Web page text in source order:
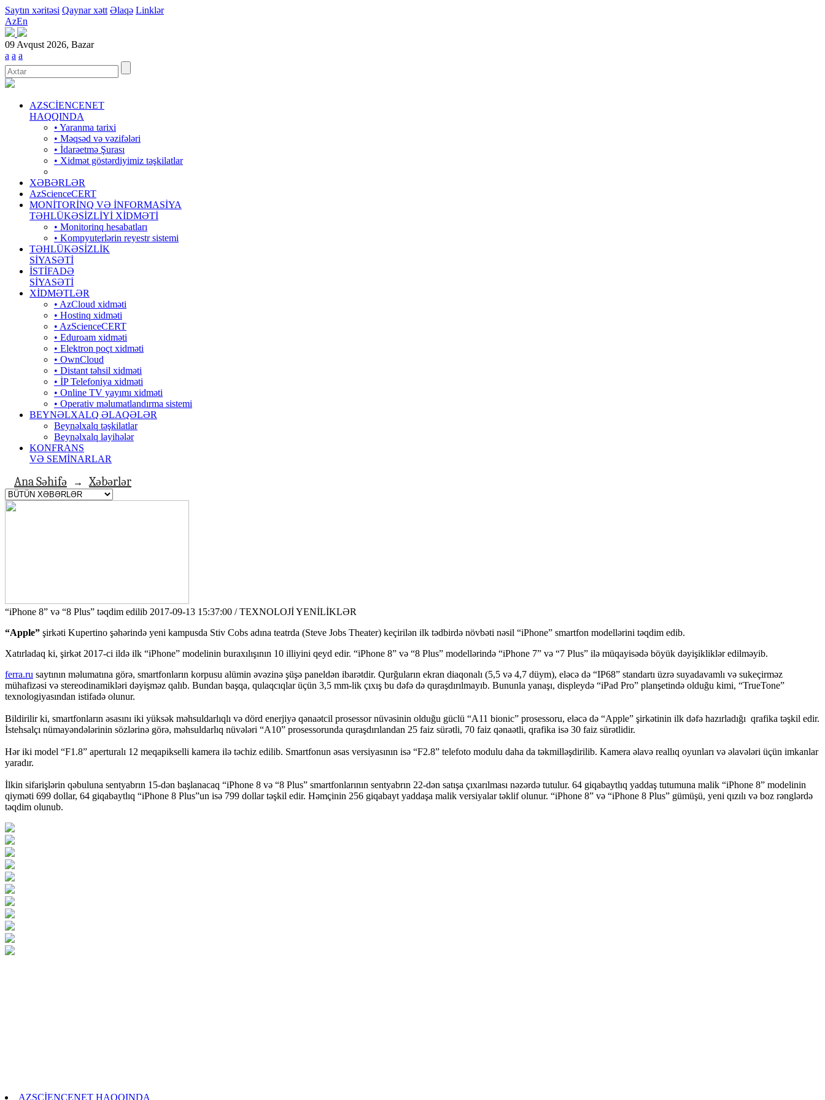
Saytın xəritəsi Qaynar xətt Əlaqə Linklər
AzEn
09 Avqust 2026, Bazar
a a a
AZSCİENCENET
HAQQINDA
• Yaranma tarixi
• Məqsəd və vəzifələri
• İdarəetmə Şurası
• Xidmət göstərdiyimiz təşkilatlar
XƏBƏRLƏR
AzScienceCERT
MONİTORİNQ VƏ İNFORMASİYA
TƏHLÜKƏSİZLİYİ XİDMƏTİ
• Monitorinq hesabatları
• Kompyuterlərin reyestr sistemi
TƏHLÜKƏSİZLİK
SİYASƏTİ
İSTİFADƏ
SİYASƏTİ
XİDMƏTLƏR
• AzCloud xidməti
• Hostinq xidməti
• AzScienceCERT
• Eduroam xidməti
• Elektron poçt xidməti
• OwnCloud
• Distant təhsil xidməti
• İP Telefoniya xidməti
• Оnline TV yayımı xidməti
• Operativ məlumatlandırma sistemi
BEYNƏLXALQ ƏLAQƏLƏR
Beynəlxalq təşkilatlar
Beynəlxalq layihələr
KONFRANS
VƏ SEMİNARLAR
Ana Səhifə → Xəbərlər
“iPhone 8” və “8 Plus” təqdim edilib 2017-09-13 15:37:00 / TEXNOLOJİ YENİLİKLƏR
“Apple” şirkəti Kupertino şəhərində yeni kampusda Stiv Cobs adına teatrda (Steve Jobs Theater) keçirilən ilk tədbirdə növbəti nəsil “iPhone” smartfon modellərini təqdim edib.
Xatırladaq ki, şirkət 2017-ci ildə ilk “iPhone” modelinin buraxılışının 10 illiyini qeyd edir. “iPhone 8” və “8 Plus” modellərində “iPhone 7” və “7 Plus” ilə müqayisədə böyük dəyişikliklər edilməyib.
ferra.ru saytının məlumatına görə, smartfonların korpusu alümin əvəzinə şüşə paneldən ibarətdir. Qurğuların ekran diaqonalı (5,5 və 4,7 düym), eləcə də “IP68” standartı üzrə suyadavamlı və sukeçirməz
mühafizəsi və stereodinamikləri dəyişməz qalıb. Bundan başqa, qulaqcıqlar üçün 3,5 mm-lik çıxış bu dəfə də quraşdırılmayıb. Bununla yanaşı, displeydə “iPad Pro” planşetində olduğu kimi, “TrueTone”
texnologiyasından istifadə olunur.
Bildirilir ki, smartfonların əsasını iki yüksək məhsuldarlıqlı və dörd enerjiyə qənaətcil prosessor nüvəsinin olduğu güclü “A11 bionic” prosessoru, eləcə də “Apple” şirkətinin ilk dəfə hazırladığı qrafika təşkil edir.
İstehsalçı nümayəndələrinin sözlərinə görə, məhsuldarlıq nüvələri “A10” prosessorunda quraşdırılandan 25 faiz sürətli, 70 faiz qənaətli, qrafika isə 30 faiz sürətlidir.
Hər iki model “F1.8” aperturalı 12 meqapikselli kamera ilə təchiz edilib. Smartfonun əsas versiyasının isə “F2.8” telefoto modulu daha da təkmilləşdirilib. Kamera əlavə reallıq oyunları və əlavələri üçün imkanlar
yaradır.
İlkin sifarişlərin qəbuluna sentyabrın 15-dən başlanacaq “iPhone 8 və “8 Plus” smartfonlarının sentyabrın 22-dən satışa çıxarılması nəzərdə tutulur. 64 giqabaytlıq yaddaş tutumuna malik “iPhone 8” modelinin
qiyməti 699 dollar, 64 giqabaytlıq “iPhone 8 Plus”un isə 799 dollar təşkil edir. Həmçinin 256 giqabayt yaddaşa malik versiyalar təklif olunur. “iPhone 8” və “iPhone 8 Plus” gümüşü, yeni qızılı və boz rənglərdə
təqdim olunub.
AZSCİENCENET HAQQINDA